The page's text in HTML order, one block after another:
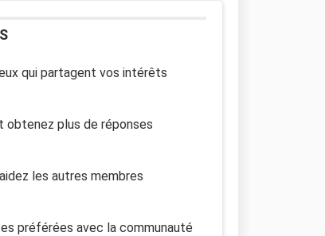
qui partagent vos intérêts
obtenez plus de réponses
les autres membres
préférées avec la communauté